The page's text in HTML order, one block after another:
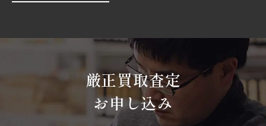
厳正買取査定
お申し込み